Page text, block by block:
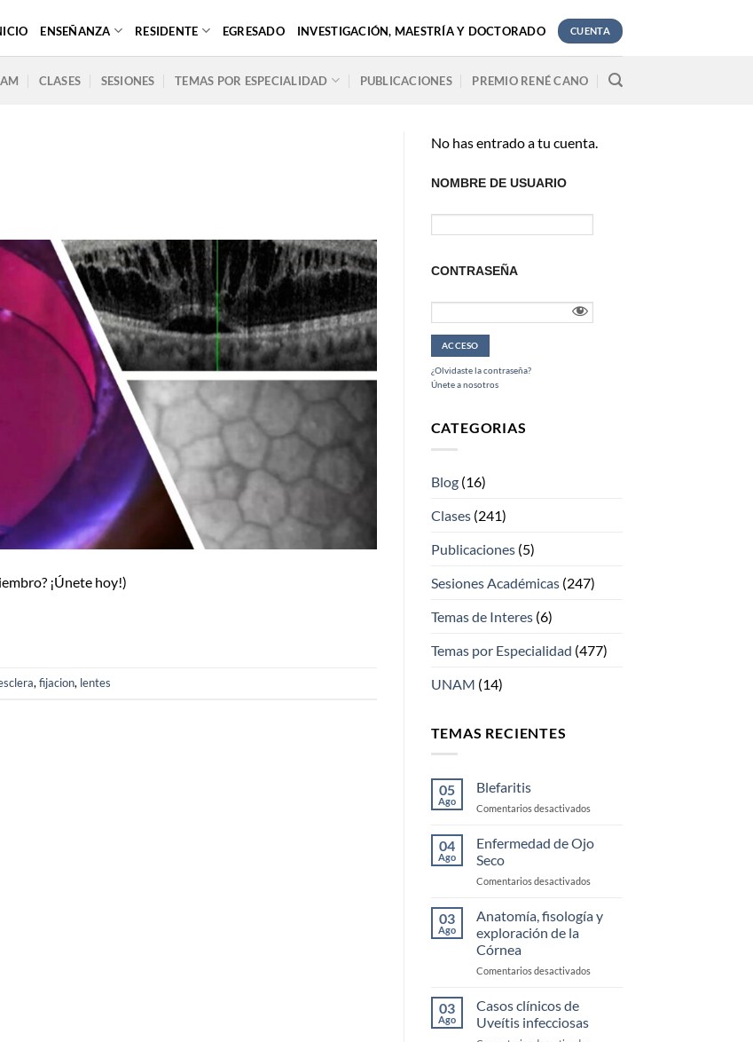
ENSEÑANZA RESIDENTE EGRESADO INVESTIGACIÓN, MAESTRÍA Y DOCTORADO CUENTA
CLASES SESIONES TEMAS POR ESPECIALIDAD PUBLICACIONES PREMIO RENÉ CANO
¡Únete hoy!)
,fijacion, lentes
No has entrado a tu cuenta.
NOMBRE DE USUARIO
CONTRASEÑA
¿Olvidaste la contraseña?
Únete a nosotros
CATEGORIAS
Blog(16)
Clases(241)
Publicaciones(5)
Sesiones Académicas(247)
Temas de Interes(6)
Temas por Especialidad (477)
UNAM (14)
TEMAS RECIENTES
05
Ago
Blefaritis
Comentarios desactivadosen
04
Ago
Enfermedad de Ojo
Seco
Comentarios desactivadosen
Ojo
03
Ago
Anatomía, fisología y
exploración de la
Córnea
Comentarios desactivadosen
03
Ago
Casos clínicos de
Uveítis infecciosas